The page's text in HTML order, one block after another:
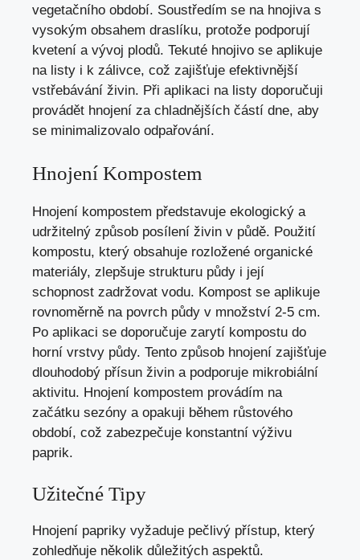
vegetačního období. Soustředím se na hnojiva s
vysokým obsahem draslíku, protože podporují
kvetení a vývoj plodů. Tekuté hnojivo se aplikuje
na listy i k zálivce, což zajišťuje efektivnější
vstřebávání živin. Při aplikaci na listy doporučuji
provádět hnojení za chladnějších částí dne, aby
se minimalizovalo odpařování.
Hnojení Kompostem
Hnojení kompostem představuje ekologický a
udržitelný způsob posílení živin v půdě. Použití
kompostu, který obsahuje rozložené organické
materiály, zlepšuje strukturu půdy i její
schopnost zadržovat vodu. Kompost se aplikuje
rovnoměrně na povrch půdy v množství 2-5 cm.
Po aplikaci se doporučuje zarytí kompostu do
horní vrstvy půdy. Tento způsob hnojení zajišťuje
dlouhodobý přísun živin a podporuje mikrobiální
aktivitu. Hnojení kompostem provádím na
začátku sezóny a opakuji během růstového
období, což zabezpečuje konstantní výživu
paprik.
Užitečné Tipy
Hnojení papriky vyžaduje pečlivý přístup, který
zohledňuje několik důležitých aspektů.